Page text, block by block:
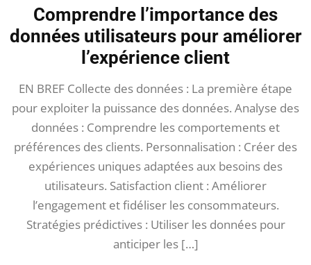
Comprendre l’importance des
données utilisateurs pour améliorer
l’expérience client
EN BREF Collecte des données : La première étape
pour exploiter la puissance des données. Analyse des
données : Comprendre les comportements et
préférences des clients. Personnalisation : Créer des
expériences uniques adaptées aux besoins des
utilisateurs. Satisfaction client : Améliorer
l’engagement et fidéliser les consommateurs.
Stratégies prédictives : Utiliser les données pour
anticiper les […]